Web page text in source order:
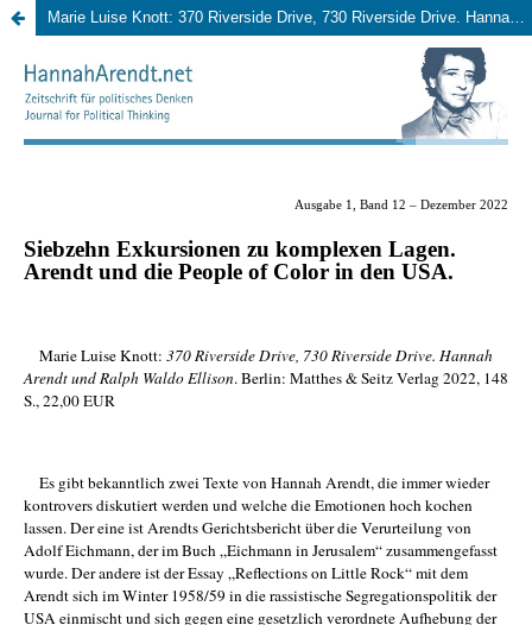
Marie Luise Knott: 370 Riverside Drive, 730 Riverside Drive. Hannah Arendt und Ralph Ellison - 17 Hinweise, Berlin: Matthes & Seitz, 2022.